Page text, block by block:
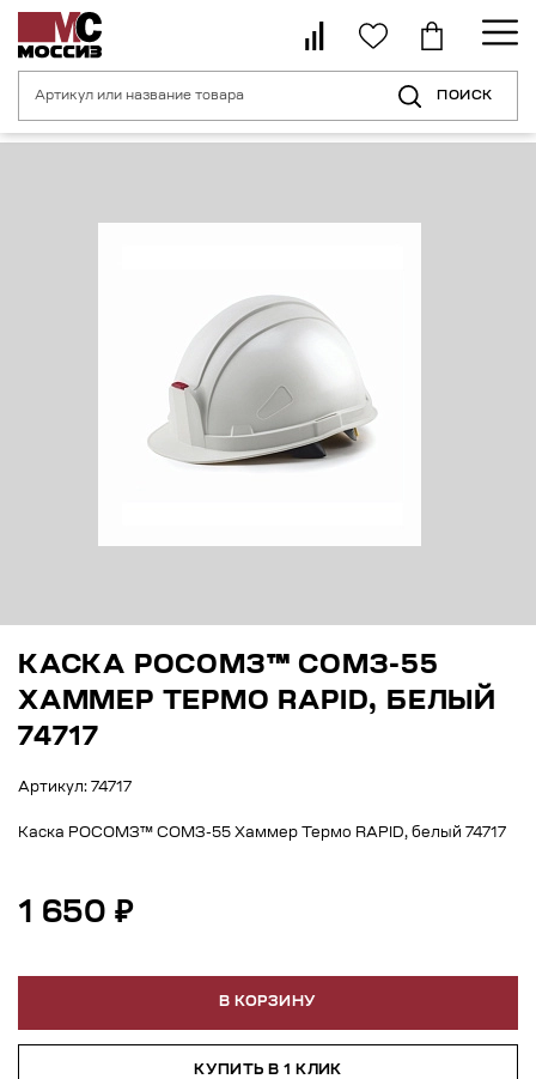
ПОИСК
Главная страница Средства индивидуальной защиты
КАСКА РОСОМЗ™ СОМЗ-55
ХАММЕР ТЕРМО RAPID, БЕЛЫЙ
74717
Артикул: 74717
Каска РОСОМЗ™ СОМЗ-55 Хаммер Термо RAPID, белый 74717
1 650 ₽
В КОРЗИНУ
КУПИТЬ В 1 КЛИК